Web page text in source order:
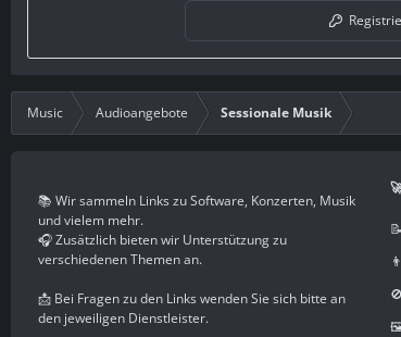
Music Audioangebote Sessionale Musik
📚 Wir sammeln Links zu Software, Konzerten, Musik
und vielem mehr.
🎧 Zusätzlich bieten wir Unterstützung zu
verschiedenen Themen an.
📩 Bei Fragen zu den Links wenden Sie sich bitte an
den jeweiligen Dienstleister.
🖼️